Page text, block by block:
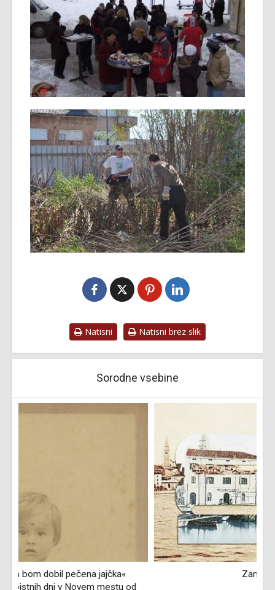
Natisni Natisni brez slik
Sorodne vsebine
Zanimivi Izolani